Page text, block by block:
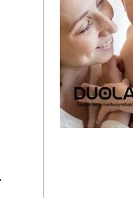
mængder gennem mad
anbefalingen om D-
dag over, sker der ikke